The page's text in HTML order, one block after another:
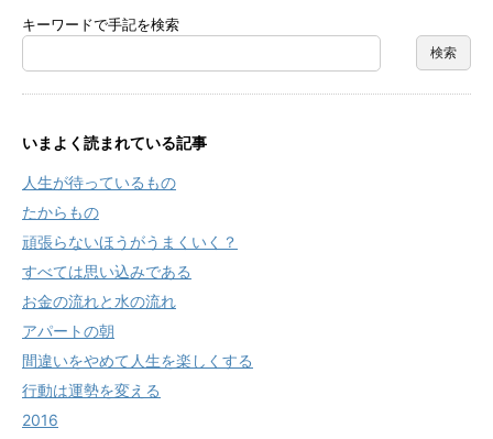
キーワードで手記を検索
いまよく読まれている記事
人生が待っているもの
たからもの
頑張らないほうがうまくいく？
すべては思い込みである
お金の流れと水の流れ
アパートの朝
間違いをやめて人生を楽しくする
行動は運勢を変える
2016